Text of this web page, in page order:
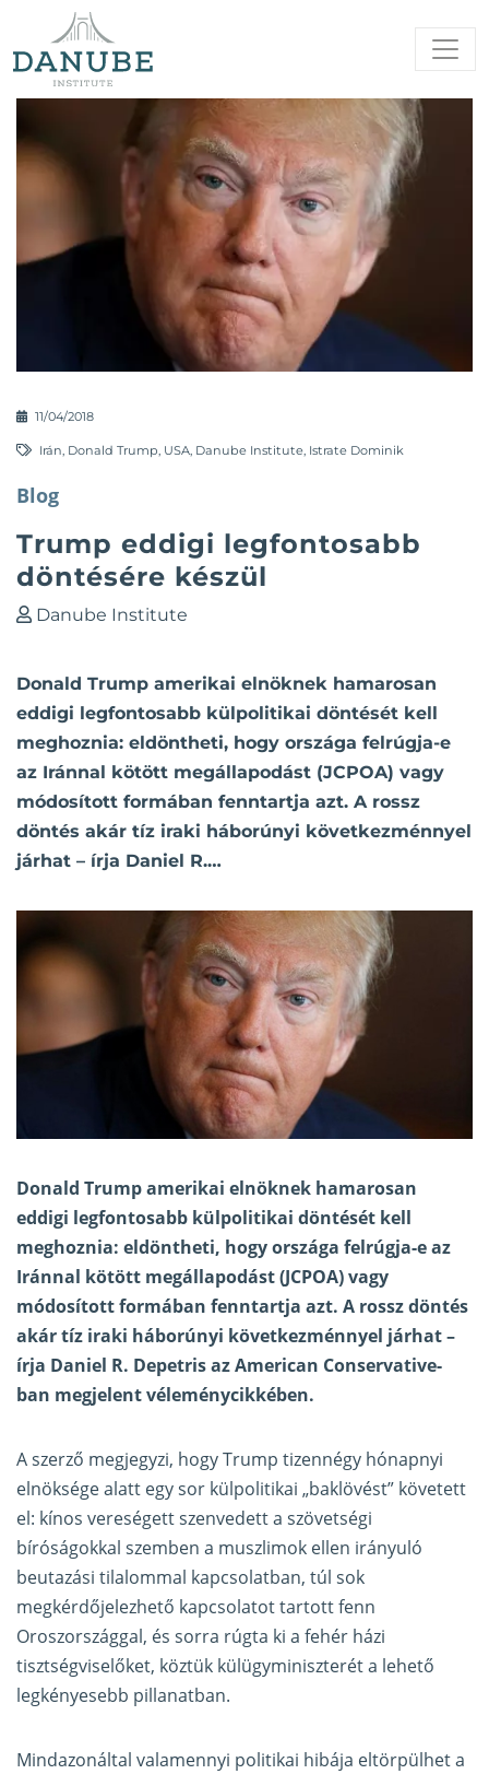
11/04/2018
Irán, Donald Trump, USA, Danube Institute, Istrate Dominik
Blog
Trump eddigi legfontosabb
döntésére készül
Danube Institute
Donald Trump amerikai elnöknek hamarosan
eddigi legfontosabb külpolitikai döntését kell
meghoznia: eldöntheti, hogy országa felrúgja-e
az Iránnal kötött megállapodást (JCPOA) vagy
módosított formában fenntartja azt. A rossz
döntés akár tíz iraki háborúnyi következménnyel
járhat – írja Daniel R.…
Donald Trump amerikai elnöknek hamarosan
eddigi legfontosabb külpolitikai döntését kell
meghoznia: eldöntheti, hogy országa felrúgja-e az
Iránnal kötött megállapodást (JCPOA) vagy
módosított formában fenntartja azt. A rossz döntés
akár tíz iraki háborúnyi következménnyel járhat –
írja Daniel R. Depetris az American Conservative-
ban megjelentvéleménycikkében.
A szerző megjegyzi, hogy Trump tizennégy hónapnyi
elnöksége alatt egy sor külpolitikai „baklövést” követett
el: kínos vereségett szenvedett a szövetségi
bíróságokkal szemben a muszlimok ellen irányuló
beutazási tilalommal kapcsolatban, túl sok
megkérdőjelezhető kapcsolatot tartott fenn
Oroszországgal, és sorra rúgta ki a fehér házi
tisztségviselőket, köztük külügyminiszterét a lehető
legkényesebb pillanatban.
Mindazonáltal valamennyi politikai hibája eltörpülhet a